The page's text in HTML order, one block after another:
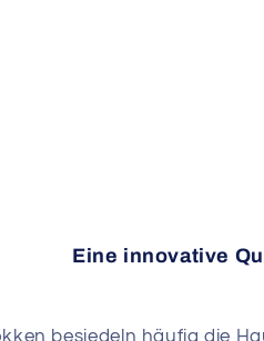
Eine innovative
besiedeln häufig die